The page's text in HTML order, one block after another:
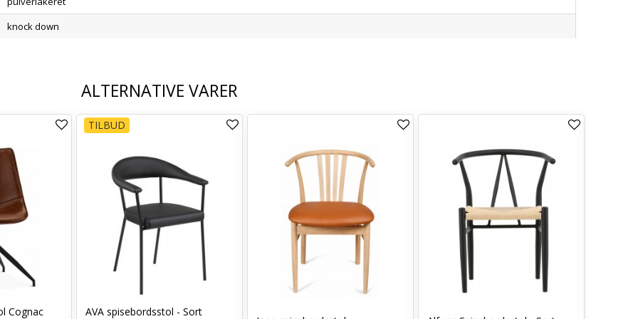
knock down
ALTERNATIVE VARER
Cognac
TILBUD
AVA spisebordsstol - Sort